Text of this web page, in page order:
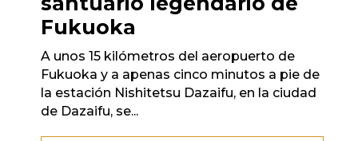
Fukuoka
A unos 15 kilómetros del aeropuerto de
Fukuoka y a apenas cinco minutos a pie de
la estación Nishitetsu Dazaifu, en la ciudad
de Dazaifu, se...